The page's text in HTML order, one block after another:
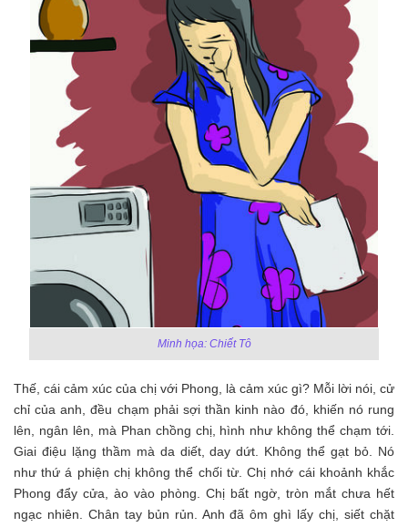
Minh họa: Chiết Tô
Thế, cái cảm xúc của chị với Phong, là cảm xúc gì? Mỗi lời nói, cử
chỉ của anh, đều chạm phải sợi thần kinh nào đó, khiến nó rung
lên, ngân lên, mà Phan chồng chị, hình như không thể chạm tới.
Giai điệu lặng thầm mà da diết, day dứt. Không thể gạt bỏ. Nó
như thứ á phiện chị không thể chối từ. Chị nhớ cái khoảnh khắc
Phong đẩy cửa, ào vào phòng. Chị bất ngờ, tròn mắt chưa hết
ngạc nhiên. Chân tay bủn rủn. Anh đã ôm ghì lấy chị, siết chặt